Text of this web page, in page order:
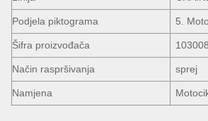
Podjela piktograma 5.
Šifra proizvođača 103008
Način raspršivanja sprej
Namjena